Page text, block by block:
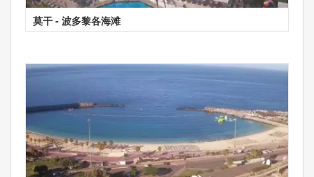
莫干 - 波多黎各海滩